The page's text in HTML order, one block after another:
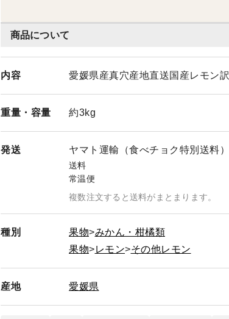
商品について
内容 愛媛県産真穴産地直送国産レモン
重量・ 容量 約3kg
発送 ヤマト運輸（食べチョク特別送料）
送料
常温便
複数注文すると送料がまとまります。
種別 果物
みかん・柑橘類
果物
レモン その他レモン
産地 愛媛県